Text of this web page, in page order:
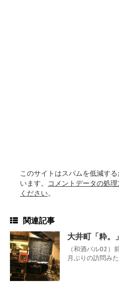
このサイトはスパムを低減す
います。
コメントデータの処
ください。
関連記事
大井町「粋。
（和酒バル02）
月ぶりの訪問み